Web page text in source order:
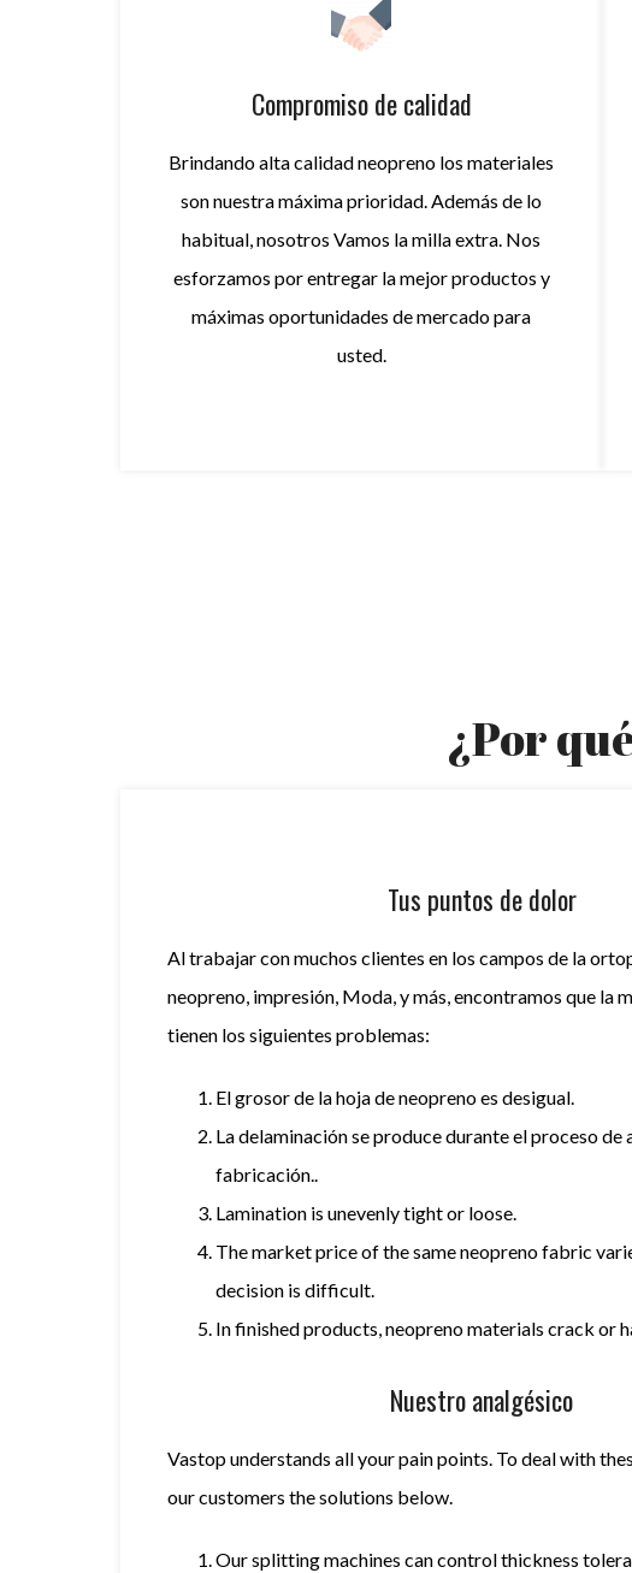
Compromiso de calidad
Brindando alta calidadneopreno los materiales
son nuestra máxima prioridad. Además de lo
habitual, nosotros Vamos la milla extra. Nos
esforzamos por entregar lamejorproductos y
máximas oportunidades de mercado para
usted.
¿Por
Tus puntos de dolor
Al trabajar con muchos clientes en los campos de la
neopreno, impresión, Moda, y más, encontramos que la
tienen los siguientes problemas:
El grosor de la hoja de neopreno es desigual.
La delaminación se produce durante el proceso de
fabricación..
Lamination is unevenly tight or loose.
The market price of the sameneoprenofabric
decision is difficult.
In finished products,neoprenomaterials crack or
Nuestro analgésico
Vastopunderstands all your pain points. To deal with
our customers the solutions below.
Our splitting machines can control thickness